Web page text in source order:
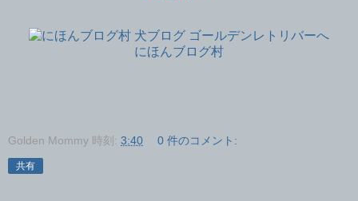
にほんブログ村
Golden Mommy 時刻: 3:40 0 件のコメント:
共有